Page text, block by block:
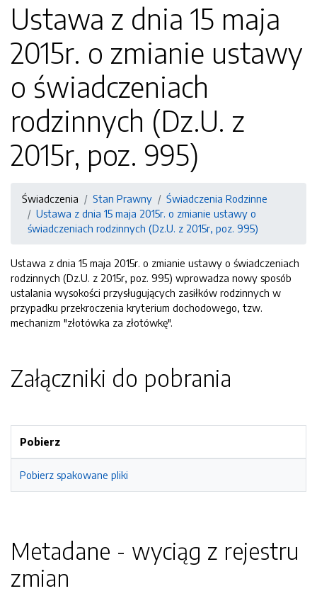
Ustawa z dnia 15 maja
2015r. o zmianie ustawy
o świadczeniach
rodzinnych (Dz.U. z
2015r, poz. 995)
Świadczenia Stan Prawny
Świadczenia Rodzinne
Ustawa z dnia 15 maja 2015r. o zmianie ustawy o
świadczeniach rodzinnych (Dz.U. z 2015r, poz. 995)
Ustawa z dnia 15 maja 2015r. o zmianie ustawy o świadczeniach
rodzinnych (Dz.U. z 2015r, poz. 995) wprowadza nowy sposób
ustalania wysokości przysługujących zasiłków rodzinnych w
przypadku przekroczenia kryterium dochodowego, tzw.
mechanizm "złotówka za złotówkę".
Załączniki do pobrania
Pobierz
Pobierz spakowane pliki
Metadane - wyciąg z rejestru
zmian